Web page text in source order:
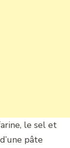
le sel et
pâte